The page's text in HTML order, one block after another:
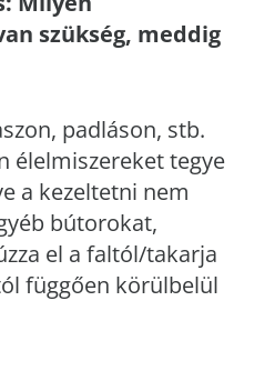
szükség, meddig
padláson, stb.
élelmiszereket tegye
a kezeltetni nem
bútorokat,
el a faltól/takarja
függően körülbelül